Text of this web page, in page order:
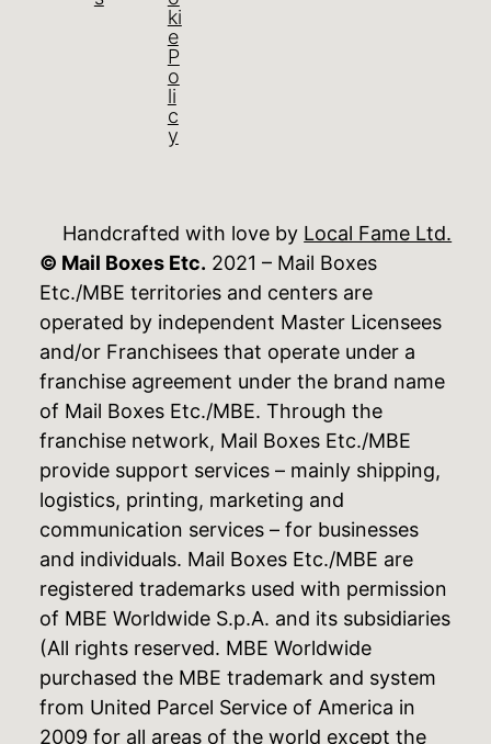
ki
e
P
o
li
c
y
Handcrafted with love by Local Fame Ltd.
© Mail Boxes Etc. 2021 – Mail Boxes
Etc./MBE territories and centers are
operated by independent Master Licensees
and/or Franchisees that operate under a
franchise agreement under the brand name
of Mail Boxes Etc./MBE. Through the
franchise network, Mail Boxes Etc./MBE
provide support services – mainly shipping,
logistics, printing, marketing and
communication services – for businesses
and individuals. Mail Boxes Etc./MBE are
registered trademarks used with permission
of MBE Worldwide S.p.A. and its subsidiaries
(All rights reserved. MBE Worldwide
purchased the MBE trademark and system
from United Parcel Service of America in
2009 for all areas of the world except the